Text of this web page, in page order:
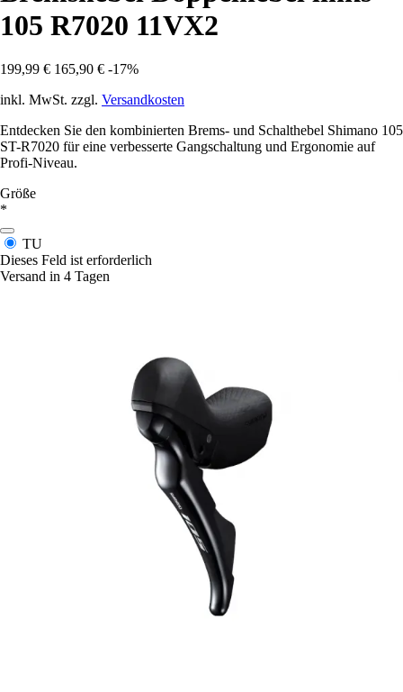
105 R7020 11VX2
199,99 € 165,90 € -17%
inkl. MwSt. zzgl. Versandkosten
Entdecken Sie den kombinierten Brems- und Schalthebel Shimano 105
ST-R7020 für eine verbesserte Gangschaltung und Ergonomie auf
Profi-Niveau.
Größe
*
TU
Dieses Feld ist erforderlich
Versand in 4 Tagen